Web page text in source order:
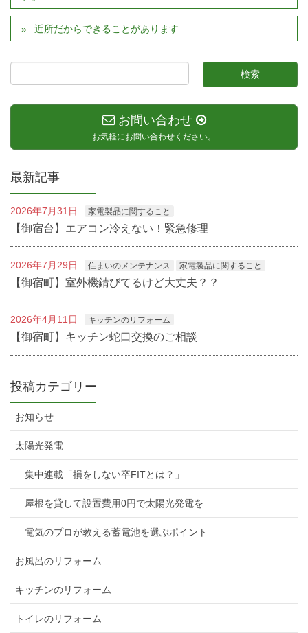
近所だからできることがあります
お問い合わせ
お気軽にお問い合わせください。
最新記事
2026年7月31日 家電製品に関すること
【御宿台】エアコン冷えない！緊急修理
2026年7月29日 住まいのメンテナンス 家電製品に関すること
【御宿町】室外機錆びてるけど大丈夫？？
2026年4月11日 キッチンのリフォーム
【御宿町】キッチン蛇口交換のご相談
投稿カテゴリー
お知らせ
太陽光発電
集中連載「損をしない卒FITとは？」
屋根を貸して設置費用0円で太陽光発電を
電気のプロが教える蓄電池を選ぶポイント
お風呂のリフォーム
キッチンのリフォーム
トイレのリフォーム